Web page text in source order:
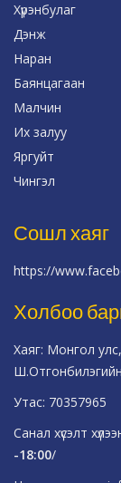
Хүрэнбулаг
Дэнж
Наран
Баянцагаан
Малчин
Их залуу
Яргуйт
Чингэл
Сошл хаяг
https://
Холбоо
Хаяг: Монгол
Утас: 70357965
Санал хүсэлт
-18:00/